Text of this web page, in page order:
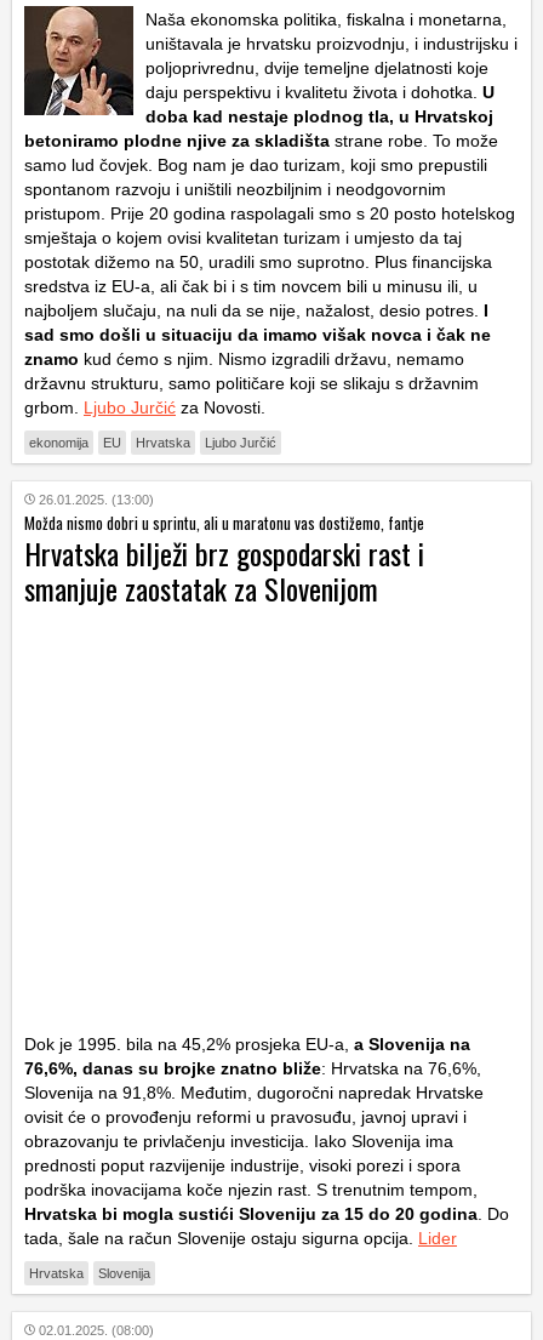
Naša ekonomska politika, fiskalna i monetarna,
uništavala je hrvatsku proizvodnju, i industrijsku i
poljoprivrednu, dvije temeljne djelatnosti koje
daju perspektivu i kvalitetu života i dohotka. U
doba kad nestaje plodnog tla, u Hrvatskoj
betoniramo plodne njive za skladišta strane robe. To može
samo lud čovjek. Bog nam je dao turizam, koji smo prepustili
spontanom razvoju i uništili neozbiljnim i neodgovornim
pristupom. Prije 20 godina raspolagali smo s 20 posto hotelskog
smještaja o kojem ovisi kvalitetan turizam i umjesto da taj
postotak dižemo na 50, uradili smo suprotno. Plus financijska
sredstva iz EU-a, ali čak bi i s tim novcem bili u minusu ili, u
najboljem slučaju, na nuli da se nije, nažalost, desio potres. I
sad smo došli u situaciju da imamo višak novca i čak ne
znamo kud ćemo s njim. Nismo izgradili državu, nemamo
državnu strukturu, samo političare koji se slikaju s državnim
grbom. Ljubo Jurčić za Novosti.
ekonomija EU Hrvatska Ljubo Jurčić
26.01.2025. (13:00)
Možda nismo dobri u sprintu, ali u maratonu vas dostižemo, fantje
Hrvatska bilježi brz gospodarski rast i
smanjuje zaostatak za Slovenijom
Dok je 1995. bila na 45,2% prosjeka EU-a, a Slovenija na
76,6%, danas su brojke znatno bliže: Hrvatska na 76,6%,
Slovenija na 91,8%. Međutim, dugoročni napredak Hrvatske
ovisit će o provođenju reformi u pravosuđu, javnoj upravi i
obrazovanju te privlačenju investicija. Iako Slovenija ima
prednosti poput razvijenije industrije, visoki porezi i spora
podrška inovacijama koče njezin rast. S trenutnim tempom,
Hrvatska bi mogla sustići Sloveniju za 15 do 20 godina . Do
tada, šale na račun Slovenije ostaju sigurna opcija. Lider
Hrvatska Slovenija
02.01.2025. (08:00)